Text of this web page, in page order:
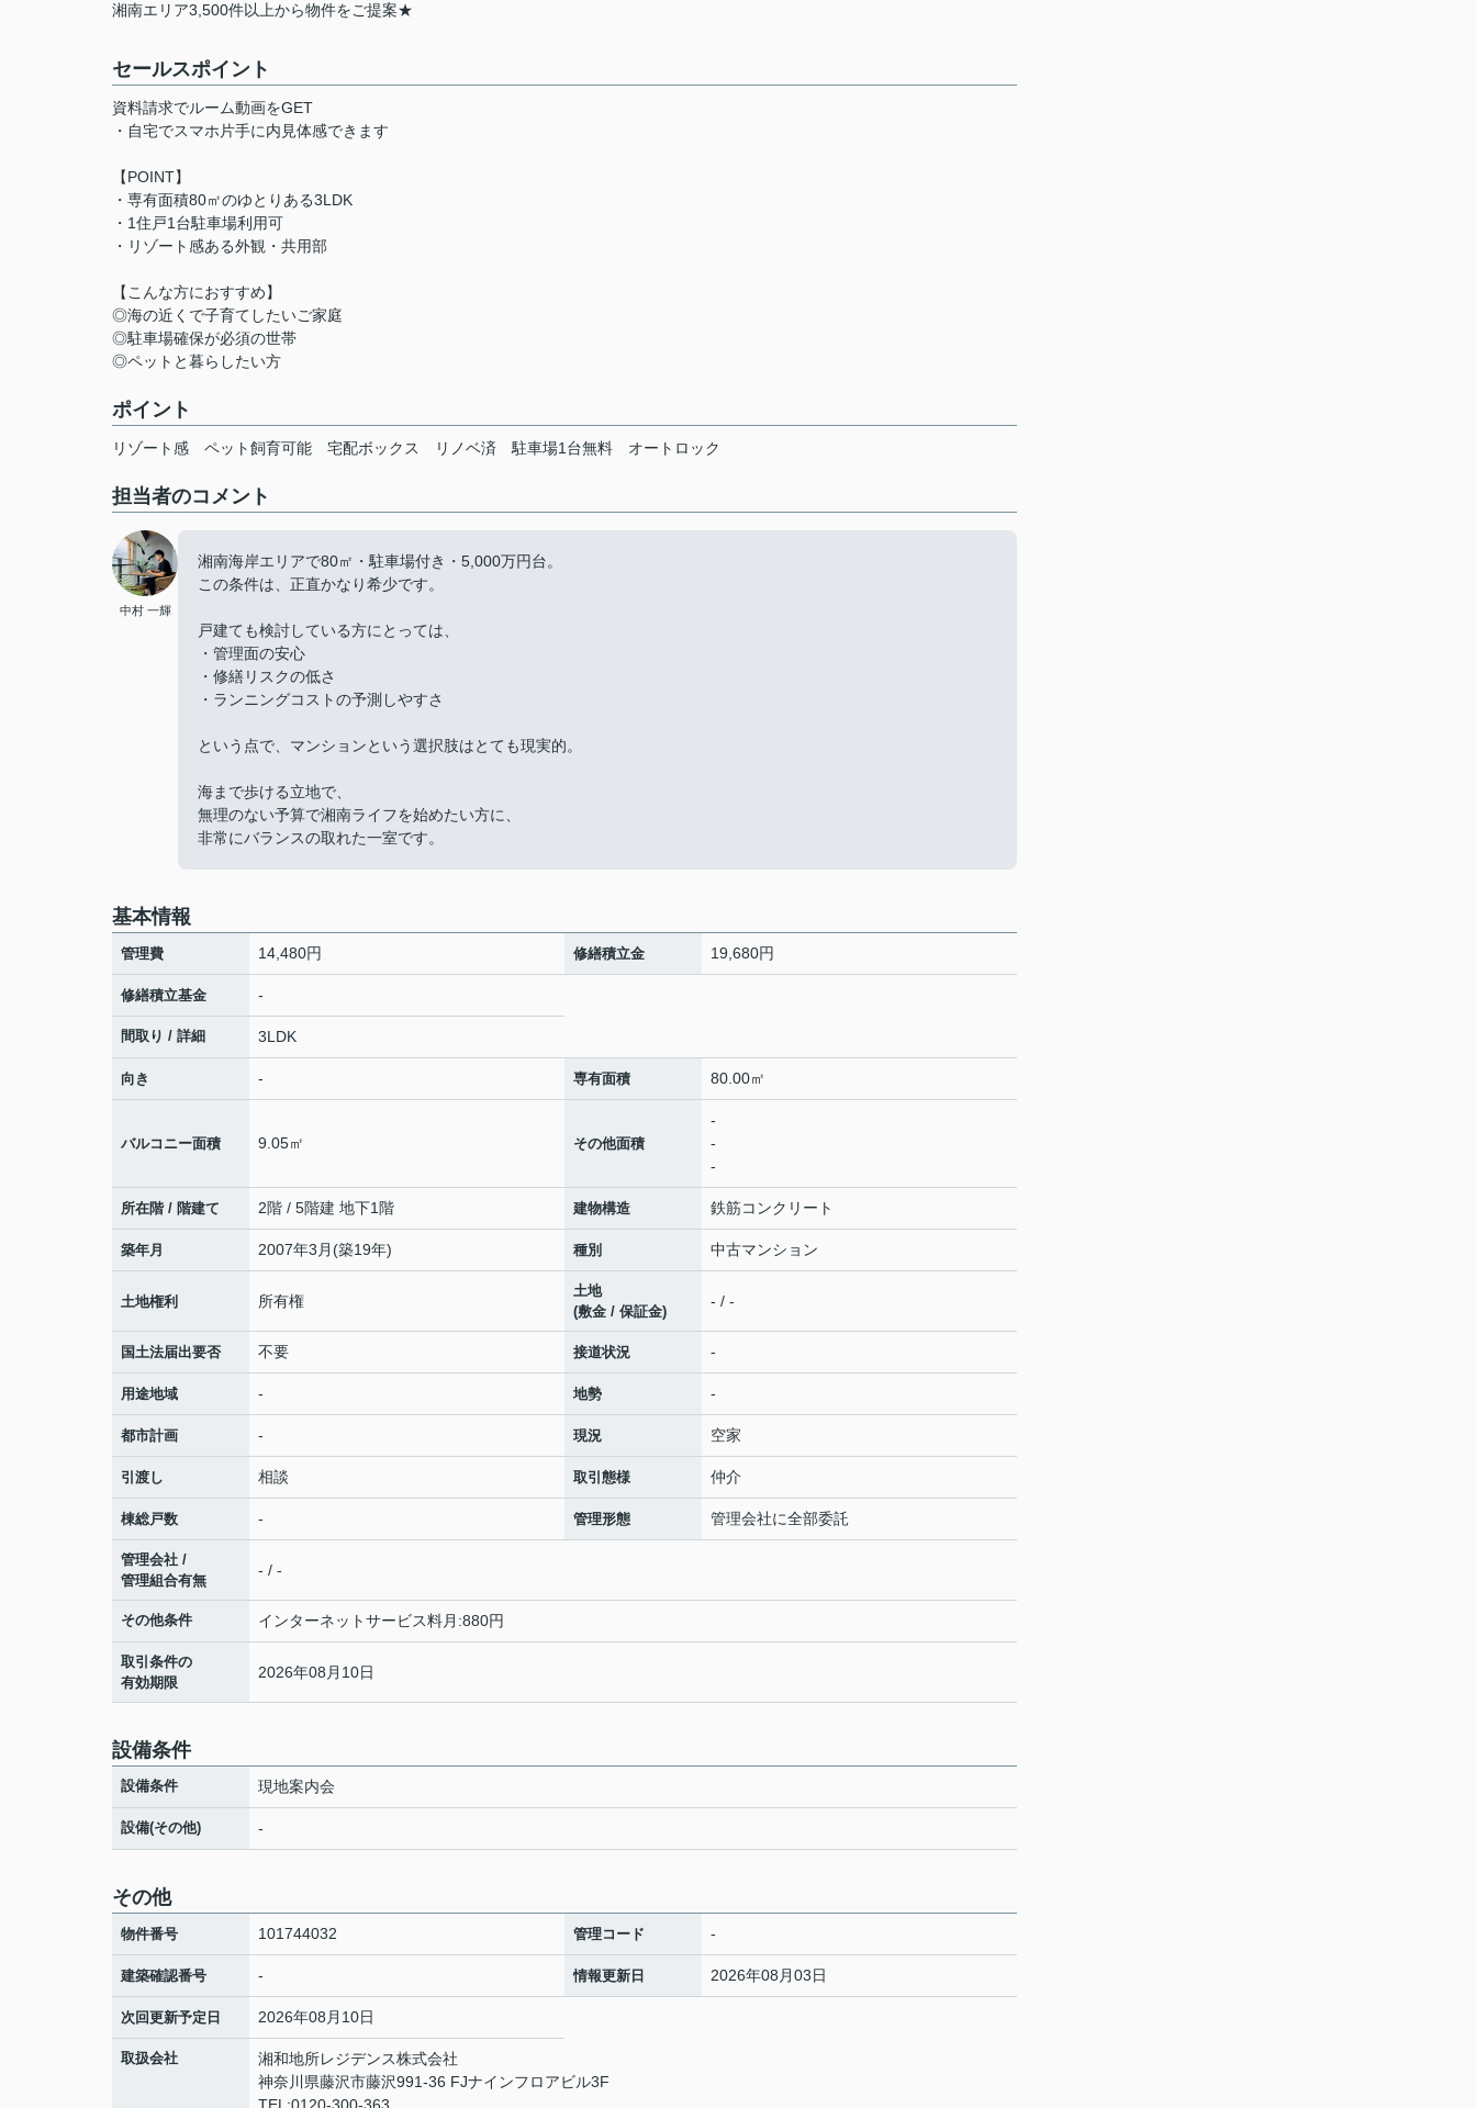
湘南エリア3,500件以上から物件をご提案★
セールスポイント
資料請求でルーム動画をGET
・自宅でスマホ片手に内見体感できます
【POINT】
・専有面積80㎡のゆとりある3LDK
・1住戸1台駐車場利用可
・リゾート感ある外観・共用部
【こんな方におすすめ】
◎海の近くで子育てしたいご家庭
◎駐車場確保が必須の世帯
◎ペットと暮らしたい方
ポイント
リゾート感 ペット飼育可能 宅配ボックス リノベ済 駐車場1台無料 オートロック
担当者のコメント
中村 一輝
湘南海岸エリアで80㎡・駐車場付き・5,000万円台。
この条件は、正直かなり希少です。
戸建ても検討している方にとっては、
・管理面の安心
・修繕リスクの低さ
・ランニングコストの予測しやすさ
という点で、マンションという選択肢はとても現実的。
海まで歩ける立地で、
無理のない予算で湘南ライフを始めたい方に、
非常にバランスの取れた一室です。
基本情報
管理費 14,480円 修繕積立金 19,680円
修繕積立基金 -
間取り / 詳細 3LDK
向き - 専有面積 80.00㎡
バルコニー面積 9.05㎡ その他面積
-
-
-
所在階 / 階建て 2階 / 5階建 地下1階 建物構造 鉄筋コンクリート
築年月 2007年3月(築19年) 種別 中古マンション
土地権利 所有権
土地
(敷金 / 保証金)
- / -
国土法届出要否 不要 接道状況 -
用途地域 - 地勢 -
都市計画 - 現況 空家
引渡し 相談 取引態様 仲介
棟総戸数 - 管理形態 管理会社に全部委託
管理会社 /
管理組合有無
- / -
その他条件 インターネットサービス料月:880円
取引条件の
有効期限
2026年08月10日
設備条件
設備条件 現地案内会
設備(その他) -
その他
物件番号 101744032 管理コード -
建築確認番号 - 情報更新日 2026年08月03日
次回更新予定日 2026年08月10日
取扱会社
湘和地所レジデンス株式会社
神奈川県藤沢市藤沢991-36 FJナインフロアビル3F